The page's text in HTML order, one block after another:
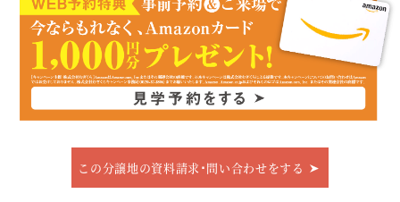
この分譲地の資料請求･問い合わせをする